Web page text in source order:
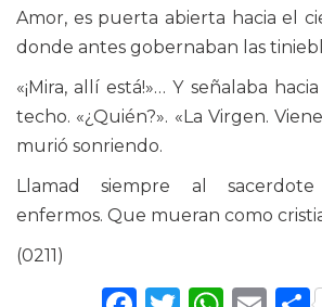
Amor, es puerta abierta hacia el
donde antes gobernaban las
«¡Mira, allí está!»… Y señalaba
techo. «¿Quién?». «La Virgen.
murió sonriendo.
Llamad siempre al
enfermos. Que mueran como
(0211)